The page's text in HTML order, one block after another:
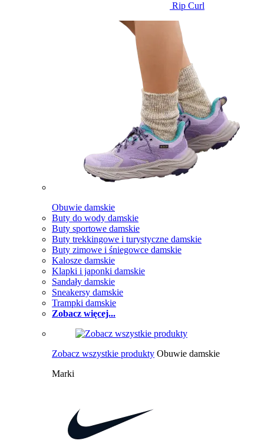
Rip Curl
Obuwie damskie
Buty do wody damskie
Buty sportowe damskie
Buty trekkingowe i turystyczne damskie
Buty zimowe i śniegowce damskie
Kalosze damskie
Klapki i japonki damskie
Sandały damskie
Sneakersy damskie
Trampki damskie
Zobacz więcej...
Zobacz wszystkie produkty Obuwie damskie
Marki